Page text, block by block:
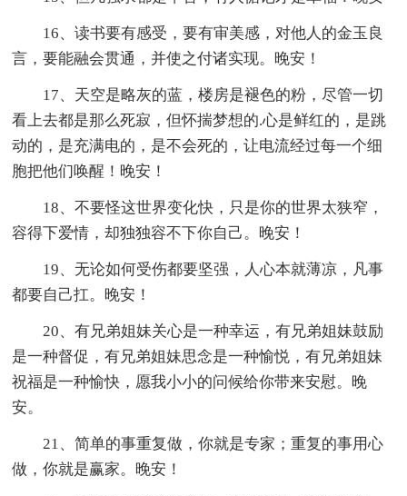
16、读书要有感受，要有审美感，对他人的金玉良
言，要能融会贯通，并使之付诸实现。晚安！
17、天空是略灰的蓝，楼房是褪色的粉，尽管一切
看上去都是那么死寂，但怀揣梦想的.心是鲜红的，是跳
动的，是充满电的，是不会死的，让电流经过每一个细
胞把他们唤醒！晚安！
18、不要怪这世界变化快，只是你的世界太狭窄，
容得下爱情，却独独容不下你自己。晚安！
19、无论如何受伤都要坚强，人心本就薄凉，凡事
都要自己扛。晚安！
20、有兄弟姐妹关心是一种幸运，有兄弟姐妹鼓励
是一种督促，有兄弟姐妹思念是一种愉悦，有兄弟姐妹
祝福是一种愉快，愿我小小的问候给你带来安慰。晚
安。
21、简单的事重复做，你就是专家；重复的事用心
做，你就是赢家。晚安！